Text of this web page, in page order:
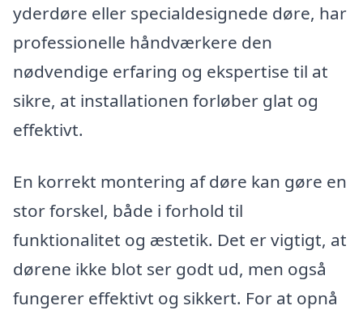
yderdøre eller specialdesignede døre, har
professionelle håndværkere den
nødvendige erfaring og ekspertise til at
sikre, at installationen forløber glat og
effektivt.
En korrekt montering af døre kan gøre en
stor forskel, både i forhold til
funktionalitet og æstetik. Det er vigtigt, at
dørene ikke blot ser godt ud, men også
fungerer effektivt og sikkert. For at opnå